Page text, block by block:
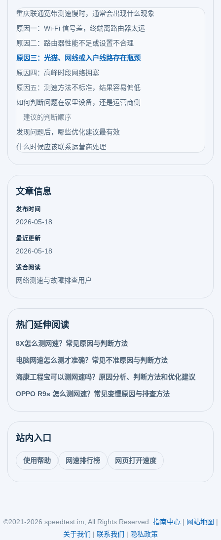
重庆联通宽带测速慢时，通常会出现什么现象
原因一：Wi-Fi 信号差，终端离路由器太远
原因二：路由器性能不足或设置不合理
原因三：光猫、网线或入户线路存在瓶颈
原因四：高峰时段网络拥塞
原因五：测速方法不标准，结果容易偏低
如何判断问题在家里设备，还是运营商侧
建议的判断顺序
发现问题后，哪些优化建议最有效
什么时候应该联系运营商处理
文章信息
发布时间
2026-05-18
最近更新
2026-05-18
适合阅读
网络测速与故障排查用户
热门延伸阅读
8X怎么测网速？常见原因与判断方法
电脑网速怎么测才准确？常见不准原因与判断方法
海康工程宝可以测网速吗？原因分析、判断方法和优化建议
OPPO R9s 怎么测网速？常见变慢原因与排查方法
站内入口
使用帮助 网速排行榜 网页打开速度
©2021-2026 speedtest.im, All Rights Reserved. 指南中心| 网站地图 |
关于我们 | 联系我们 | 隐私政策